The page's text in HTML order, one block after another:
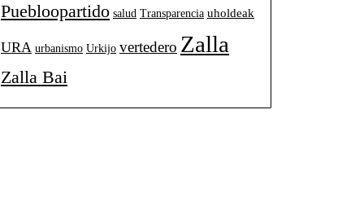
Puebloopartido salud Transparencia uholdeak
URA urbanismo Urkijo vertedero Zalla
Zalla Bai